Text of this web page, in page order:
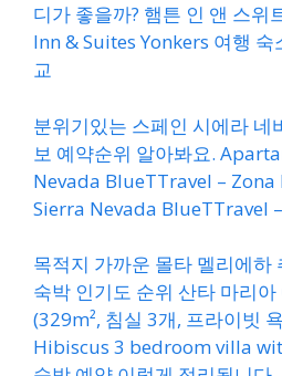
디가 좋을까? 햄튼 인 앤 스
Inn & Suites Yonkers 여행 숙
교
분위기있는 스페인 시에라 네
보 예약순위 알아봐요.
Nevada BlueTTravel –
Sierra Nevada BlueTTravel
목적지 가까운 몰타 멜리에하
숙박 인기도 순위 산타 마리
(329m², 침실 3개, 프라이빗
Hibiscus 3 bedroom villa